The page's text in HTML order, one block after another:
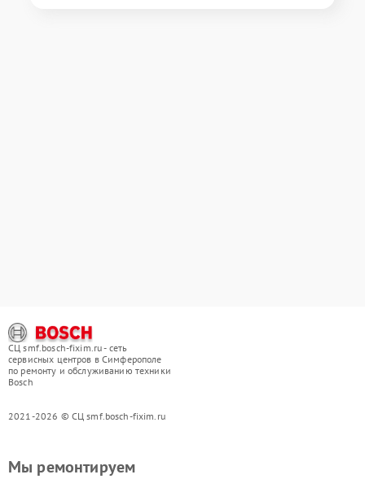
СЦ smf.bosch-fixim.ru - сеть
сервисных центров в Симферополе
по ремонту и обслуживанию техники
Bosch
2021-2026 © СЦ smf.bosch-fixim.ru
Мы ремонтируем